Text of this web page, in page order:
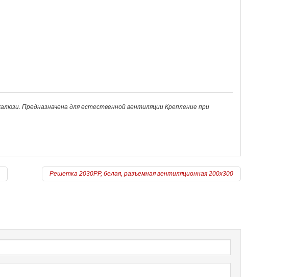
Предназначена для естественной вентиляции Крепление при
Решетка 2030РР, белая, разъемная вентиляционная 200х300